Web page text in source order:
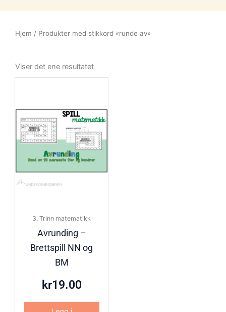
Hjem / Produkter med stikkord «runde av»
Viser det ene resultatet
3. Trinn matematikk
Avrunding –
Brettspill NN og
BM
kr19.00